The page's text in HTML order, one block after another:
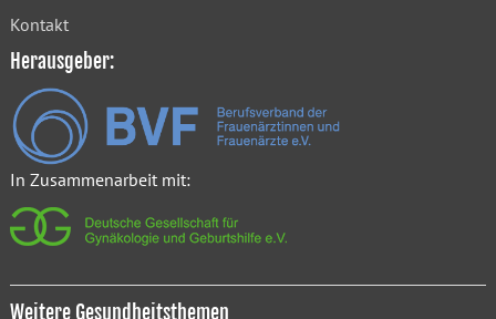
Kontakt
Herausgeber:
In Zusammenarbeit mit:
Weitere Gesundheitsthemen